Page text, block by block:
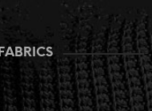
FABRICS